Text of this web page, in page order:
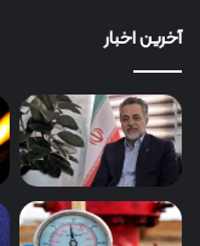
آخرین اخبار